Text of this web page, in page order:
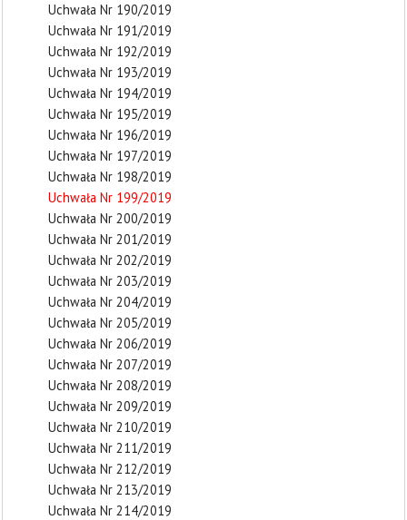
Uchwała Nr 190/2019
Uchwała Nr 191/2019
Uchwała Nr 192/2019
Uchwała Nr 193/2019
Uchwała Nr 194/2019
Uchwała Nr 195/2019
Uchwała Nr 196/2019
Uchwała Nr 197/2019
Uchwała Nr 198/2019
Uchwała Nr 199/2019
Uchwała Nr 200/2019
Uchwała Nr 201/2019
Uchwała Nr 202/2019
Uchwała Nr 203/2019
Uchwała Nr 204/2019
Uchwała Nr 205/2019
Uchwała Nr 206/2019
Uchwała Nr 207/2019
Uchwała Nr 208/2019
Uchwała Nr 209/2019
Uchwała Nr 210/2019
Uchwała Nr 211/2019
Uchwała Nr 212/2019
Uchwała Nr 213/2019
Uchwała Nr 214/2019